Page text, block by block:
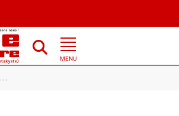
MENU
ArcelorMittal Luxembourg : Nouveau siège au